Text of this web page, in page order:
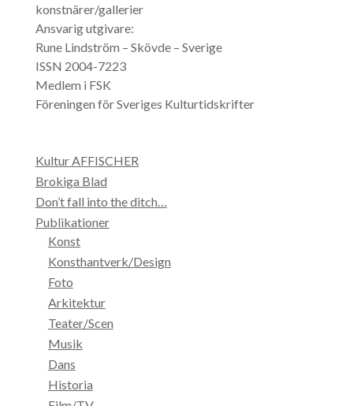
konstnärer/gallerier
Ansvarig utgivare:
Rune Lindström – Skövde – Sverige
ISSN 2004-7223
Medlem i FSK
Föreningen för Sveriges Kulturtidskrifter
Kultur AFFISCHER
Brokiga Blad
Don’t fall into the ditch…
Publikationer
Konst
Konsthantverk/Design
Foto
Arkitektur
Teater/Scen
Musik
Dans
Historia